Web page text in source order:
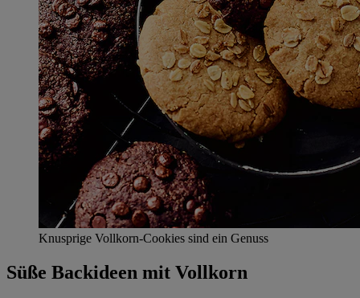
Knusprige Vollkorn-Cookies sind ein Genuss
Süße Backideen mit Vollkorn